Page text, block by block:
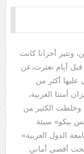
وتثير أحزانا كانت
أيام تعثرت،عن
أكثر من
أمتنا العربية،
وخلطت الكثير من
بيكو» سيئة
الدول العربية»
أقصى أماني